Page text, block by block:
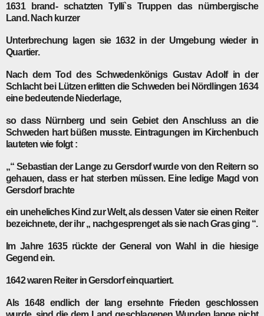
1631 brand- schatzten Tylli`s Truppen das nürnbergische
Land. Nach kurzer
Unterbrechung lagen sie 1632 in der Umgebung wieder in
Quartier.
Nach dem Tod des Schwedenkönigs Gustav Adolf in der
Schlacht bei Lützen erlitten die Schweden bei Nördlingen 1634
eine bedeutende Niederlage,
so dass Nürnberg und sein Gebiet den Anschluss an die
Schweden hart büßen musste. Eintragungen im Kirchenbuch
lauteten wie folgt :
„“ Sebastian der Lange zu Gersdorf wurde von den Reitern so
gehauen, dass er hat sterben müssen. Eine ledige Magd von
Gersdorf brachte
ein uneheliches Kind zur Welt, als dessen Vater sie einen Reiter
bezeichnete, der ihr „ nachgesprenget als sie nach Gras ging “.
Im Jahre 1635 rückte der General von Wahl in die hiesige
Gegend ein.
1642 waren Reiter in Gersdorf einquartiert.
Als 1648 endlich der lang ersehnte Frieden geschlossen